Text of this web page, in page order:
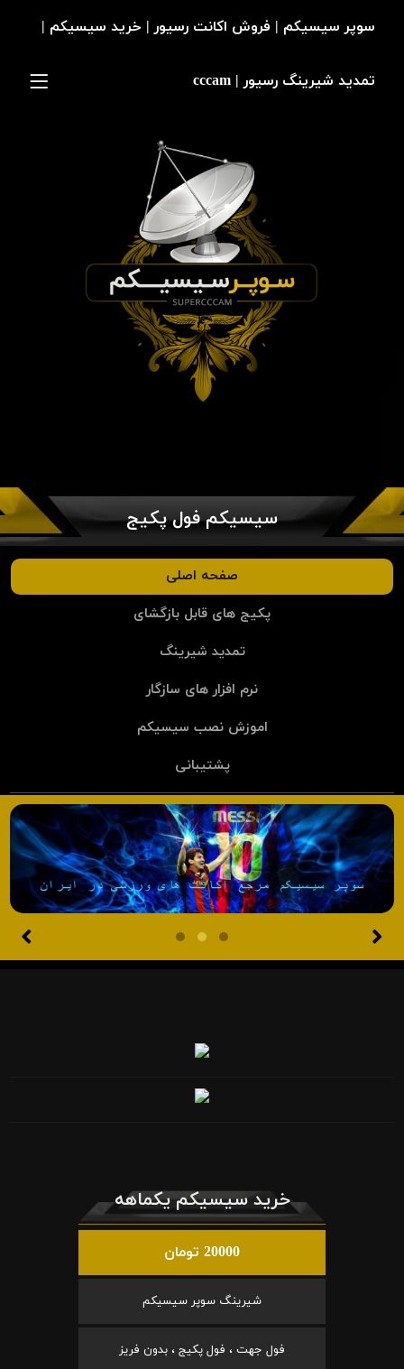
سیسیکم فول پکیج
صفحه اصلی
پکیج های قابل بازگشای
تمدید شیرینگ
نرم افزار های سازگار
اموزش نصب سیسیکم
پشتیبانی
خرید سیسیکم یکماهه
20000 تومان
شیرینگ سوپر سیسیکم
فول جهت ، فول پکیج ، بدون فریز
سوپر سیسیکم | فروش اکانت رسیور | خرید سیسیکم |
تمدید شیرینگ رسیور | cccam